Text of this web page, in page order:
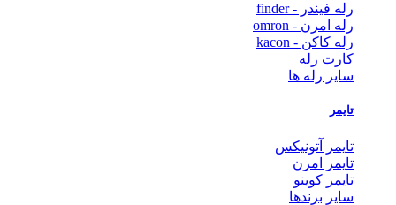
رله فیندر - finder
رله امرن - omron
رله کاکن - kacon
کارت رله
سایر رله ها
تایمر
تایمر آتونیکس
تایمر امرن
تایمر کوینو
سایر برندها